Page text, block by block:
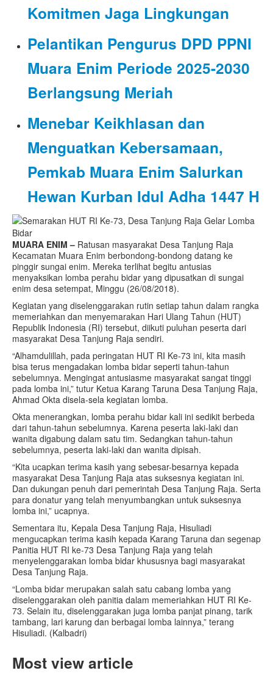
Komitmen Jaga Lingkungan
Pelantikan Pengurus DPD PPNI
Muara Enim Periode 2025-2030
Berlangsung Meriah
Menebar Keikhlasan dan
Menguatkan Kebersamaan,
Pemkab Muara Enim Salurkan
Hewan Kurban Idul Adha 1447 H
MUARA ENIM – Ratusan masyarakat Desa Tanjung Raja
Kecamatan Muara Enim berbondong-bondong datang ke
pinggir sungai enim. Mereka terlihat begitu antusias
menyaksikan lomba perahu bidar yang dipusatkan di sungai
enim desa setempat, Minggu (26/08/2018).
Kegiatan yang diselenggarakan rutin setiap tahun dalam rangka
memeriahkan dan menyemarakan Hari Ulang Tahun (HUT)
Republik Indonesia (RI) tersebut, diikuti puluhan peserta dari
masyarakat Desa Tanjung Raja sendiri.
“Alhamdulillah, pada peringatan HUT RI Ke-73 ini, kita masih
bisa terus mengadakan lomba bidar seperti tahun-tahun
sebelumnya. Mengingat antusiasme masyarakat sangat tinggi
pada lomba ini,” tutur Ketua Karang Taruna Desa Tanjung Raja,
Ahmad Okta disela-sela kegiatan lomba.
Okta menerangkan, lomba perahu bidar kali ini sedikit berbeda
dari tahun-tahun sebelumnya. Karena peserta laki-laki dan
wanita digabung dalam satu tim. Sedangkan tahun-tahun
sebelumnya, peserta laki-laki dan wanita dipisah.
“Kita ucapkan terima kasih yang sebesar-besarnya kepada
masyarakat Desa Tanjung Raja atas suksesnya kegiatan ini.
Dan dukungan penuh dari pemerintah Desa Tanjung Raja. Serta
para donatur yang telah menyumbangkan untuk suksesnya
lomba ini,” ucapnya.
Sementara itu, Kepala Desa Tanjung Raja, Hisuliadi
mengucapkan terima kasih kepada Karang Taruna dan segenap
Panitia HUT RI ke-73 Desa Tanjung Raja yang telah
menyelenggarakan lomba bidar khususnya bagi masyarakat
Desa Tanjung Raja.
“Lomba bidar merupakan salah satu cabang lomba yang
diselenggarakan oleh panitia dalam memeriahkan HUT RI Ke-
73. Selain itu, diselenggarakan juga lomba panjat pinang, tarik
tambang, lari karung dan berbagai lomba lainnya,” terang
Hisuliadi. (Kalbadri)
Most view article